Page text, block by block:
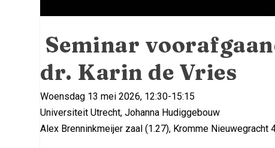
Seminar
dr. Karin de Vries
Woensdag 13 mei 2026, 12:30-15:15
Universiteit Utrecht, Johanna Hudiggebouw
Alex Brenninkmeijer zaal (1.27), Kromme Nieuwegracht